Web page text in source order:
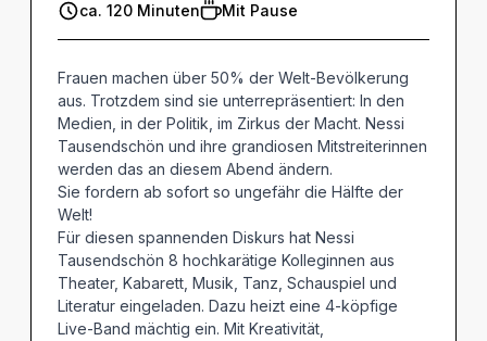
ca. 120 Minuten Mit Pause
Frauen machen über 50% der Welt-Bevölkerung
aus. Trotzdem sind sie unterrepräsentiert: In den
Medien, in der Politik, im Zirkus der Macht. Nessi
Tausendschön und ihre grandiosen Mitstreiterinnen
werden das an diesem Abend ändern.
Sie fordern ab sofort so ungefähr die Hälfte der
Welt!
Für diesen spannenden Diskurs hat Nessi
Tausendschön 8 hochkarätige Kolleginnen aus
Theater, Kabarett, Musik, Tanz, Schauspiel und
Literatur eingeladen. Dazu heizt eine 4-köpfige
Live-Band mächtig ein. Mit Kreativität,